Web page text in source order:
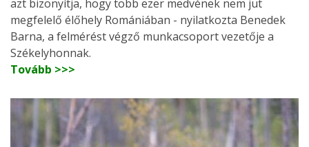
azt bizonyítja, hogy több ezer medvének nem jut
megfelelő élőhely Romániában - nyilatkozta Benedek
Barna, a felmérést végző munkacsoport vezetője a
Székelyhonnak.
Tovább >>>